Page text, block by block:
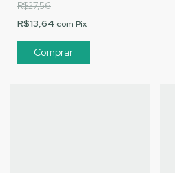
R$27,56
R$13,64 com Pix